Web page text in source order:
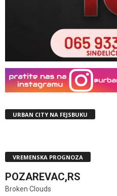
URBAN CITY NA FEJSBUKU
VREMENSKA PROGNOZA
POZAREVAC,RS
Broken Clouds